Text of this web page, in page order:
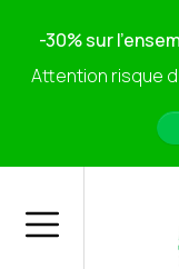
-30% sur
Attention risque